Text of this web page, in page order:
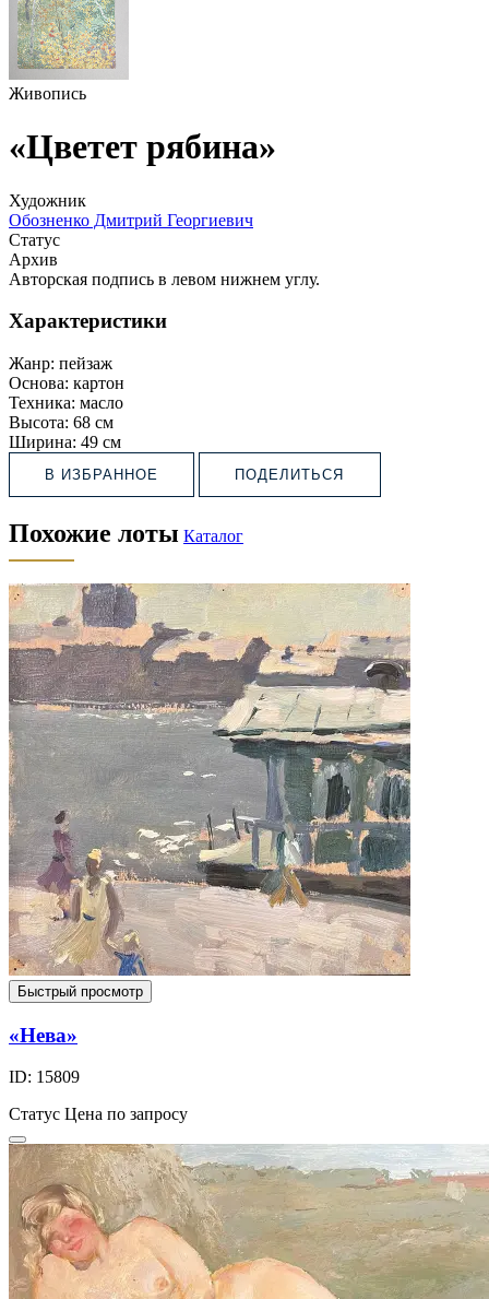
Живопись
«Цветет рябина»
Художник
Обозненко Дмитрий Георгиевич
Статус
Архив
Авторская подпись в левом нижнем углу.
Характеристики
Жанр: пейзаж
Основа: картон
Техника: масло
Высота: 68 см
Ширина: 49 см
В ИЗБРАННОЕ ПОДЕЛИТЬСЯ
Похожие лоты Каталог
Быстрый просмотр
«Нева»
ID: 15809
Статус Цена по запросу